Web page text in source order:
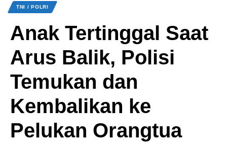
TNI / POLRI
Anak Tertinggal Saat
Arus Balik, Polisi
Temukan dan
Kembalikan ke
Pelukan Orangtua